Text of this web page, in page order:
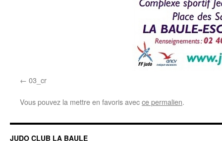
03_cr
Vous pouvez la mettre en favoris avecce permalien.
JUDO CLUB LA BAULE